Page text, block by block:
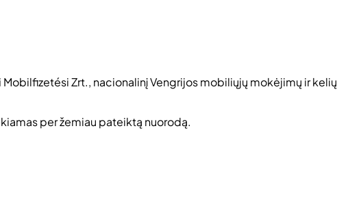
Zrt., nacionalinį Vengrijos mobiliųjų mokėjimų ir kelių
per žemiau pateiktą nuorodą.